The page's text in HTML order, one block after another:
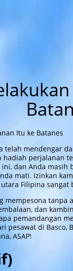
telah mendengar
hadiah perjalanan
dan Anda
mati. Izinkan
Filipina
mempesona
dan
pemandangan
pesawat di Basco,
ASAP!